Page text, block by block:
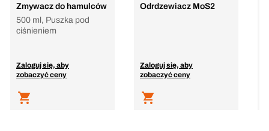
Zmywacz do hamulców
500 ml, Puszka pod
ciśnieniem
Zaloguj się, aby
zobaczyć ceny
Odrdzewiacz MoS2
Zaloguj się, aby
zobaczyć ceny